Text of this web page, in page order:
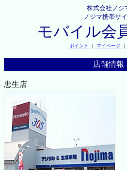
株式会社ノジ
ノジマ携帯サ
モバイル会
ポイント ｜ マイページ ｜
店舗情報
忠生店